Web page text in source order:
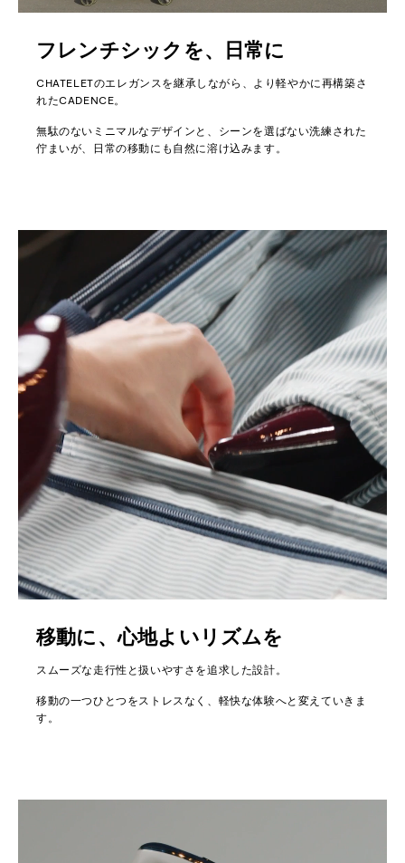
フレンチシックを、日常に
CHATELETのエレガンスを継承しながら、より軽やかに再構築さ
れたCADENCE。
無駄のないミニマルなデザインと、シーンを選ばない洗練された
佇まいが、日常の移動にも自然に溶け込みます。
移動に、心地よいリズムを
スムーズな走行性と扱いやすさを追求した設計。
移動の一つひとつをストレスなく、軽快な体験へと変えていきま
す。